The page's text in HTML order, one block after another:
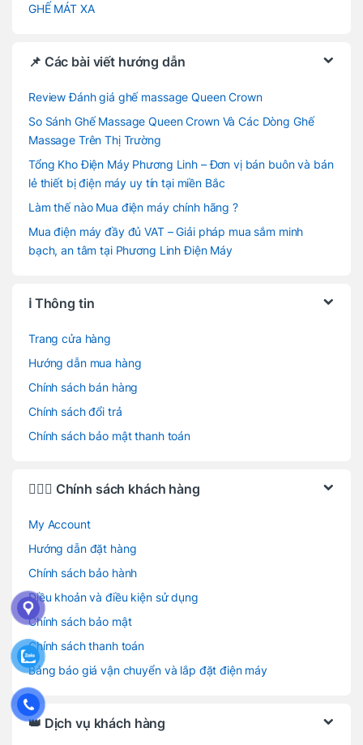
GHẾ MÁT XA
📌 Các bài viết hướng dẫn
Review Đánh giá ghế massage Queen Crown
So Sánh Ghế Massage Queen Crown Và Các Dòng Ghế
Massage Trên Thị Trường
Tổng Kho Điện Máy Phương Linh – Đơn vị bán buôn và bán
lẻ thiết bị điện máy uy tín tại miền Bắc
Làm thế nào Mua điện máy chính hãng ?
Mua điện máy đầy đủ VAT – Giải pháp mua sắm minh
bạch, an tâm tại Phương Linh Điện Máy
ℹ️ Thông tin
Trang cửa hàng
Hướng dẫn mua hàng
Chính sách bán hàng
Chính sách đổi trả
Chính sách bảo mật thanh toán
🙋🏻‍♂️ Chính sách khách hàng
My Account
Hướng dẫn đặt hàng
Chính sách bảo hành
Điều khoản và điều kiện sử dụng
Chính sách bảo mật
Chính sách thanh toán
Bảng báo giá vận chuyển và lắp đặt điện máy
👑 Dịch vụ khách hàng